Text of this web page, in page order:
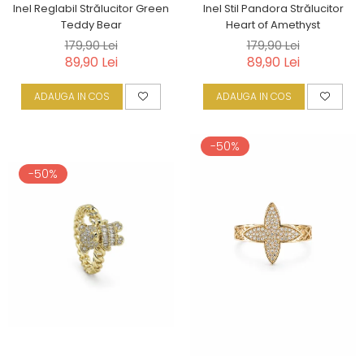
Inel Reglabil Strălucitor Green
Teddy Bear
179,90 Lei
89,90 Lei
ADAUGA IN COS
Inel Stil Pandora Strălucitor
Heart of Amethyst
179,90 Lei
89,90 Lei
ADAUGA IN COS
-50%
-50%